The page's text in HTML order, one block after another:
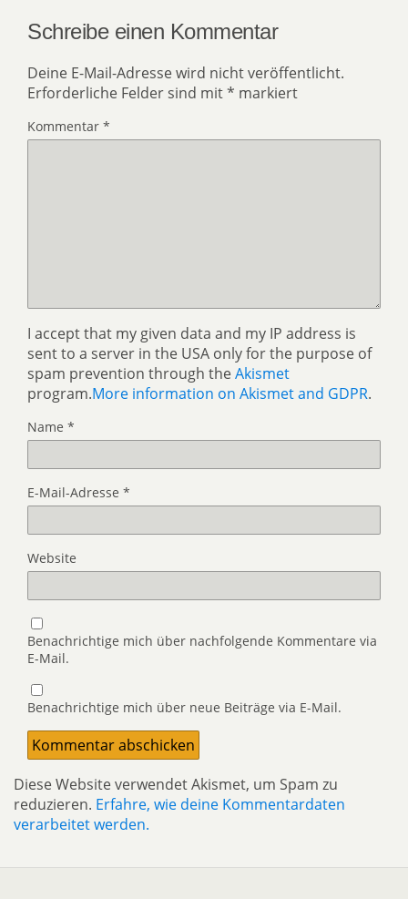
Schreibe einen Kommentar
Deine E-Mail-Adresse wird nicht veröffentlicht.
Erforderliche Felder sind mit* markiert
Kommentar *
I accept that my given data and my IP address is
sent to a server in the USA only for the purpose of
spam prevention through theAkismet
program.More information on Akismet and GDPR.
Name *
E-Mail-Adresse *
Website
Benachrichtige mich über nachfolgende Kommentare via
E-Mail.
Benachrichtige mich über neue Beiträge via E-Mail.
Diese Website verwendet Akismet, um Spam zu
reduzieren. Erfahre, wie deine Kommentardaten
verarbeitet werden.